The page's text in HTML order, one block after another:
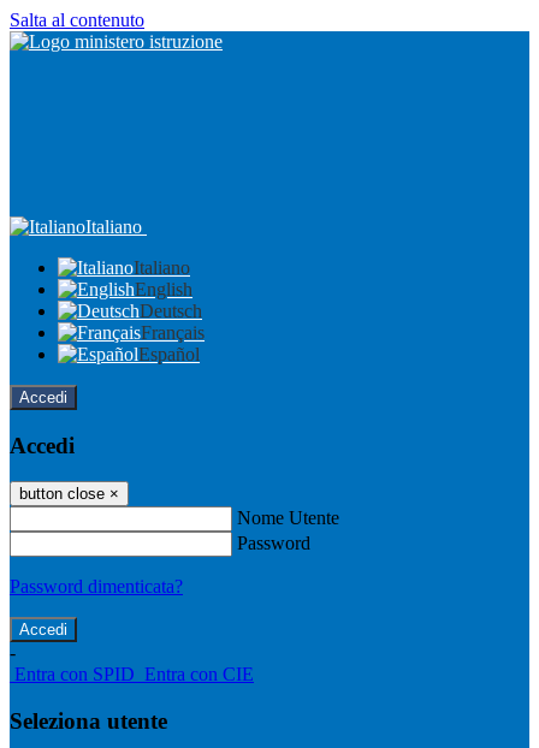
Salta al contenuto
Italiano
Italiano
English
Deutsch
Français
Español
Accedi
Accedi
button close ×
Nome Utente
Password
Password dimenticata?
-
Entra con SPID Entra con CIE
Seleziona utente